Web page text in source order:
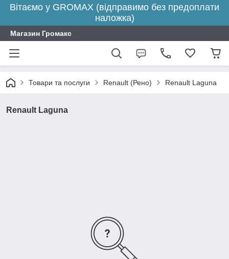
Вітаємо у GROMAX (відправимо без предоплати
наложка)
Магазин Громакс
Товари та послуги Renault (Рено) Renault Laguna
Renault Laguna